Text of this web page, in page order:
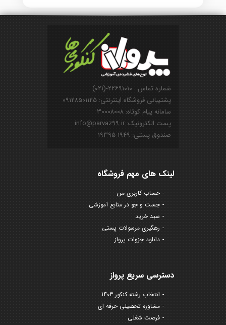
شماره تماس : ۲۲۶۹۱۰۱۰-(۰۲۱)
پشتیبانی فروشگاه اینترنتی: ۰۹۱۲۸۵۰۱۱۲۵
سامانه پیام کوتاه: ۳۰۰۰۸۰۰۸
پست الکترونیک: info@parvaz99.ir
صندوق پستی: ۱۹۴۹-۱۹۳۹۵
لینک های مهم فروشگاه
حساب کاربری من
جست و جو در منابع آموزشی
سبد خرید
رهگیری مرسولات پستی
دانلود جزوات پرواز
دسترسی سریع پرواز
انتخاب رشته کنکور 1403
مشاوره تحصیلی حرفه ای
فرصت شغلی